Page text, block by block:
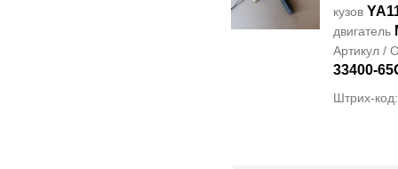
кузов
двигатель
Артикул /
33400-
Штрих-